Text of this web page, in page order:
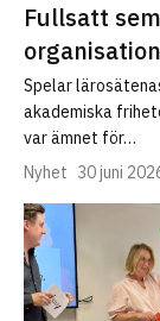
Fullsatt
Spelar
akademiska
var ämnet för…
Nyhet 30 juni